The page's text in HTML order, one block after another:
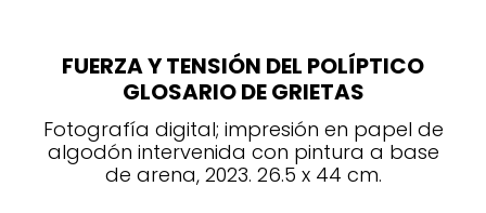
FUERZA Y TENSIÓN DEL POLÍPTICO
GLOSARIO DE GRIETAS
Fotografía digital; impresión en papel de
algodón intervenida con pintura a base
de arena, 2023. 26.5 x 44 cm.